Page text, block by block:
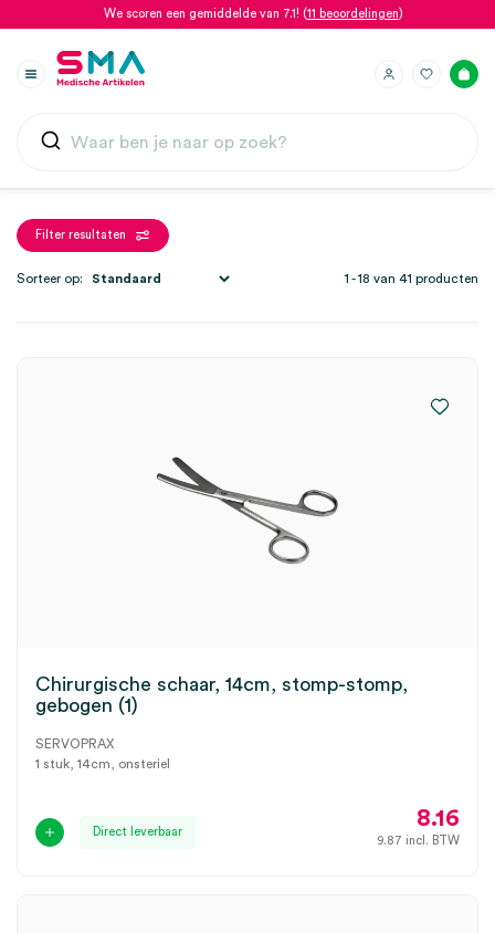
We scoren een gemiddelde van 7.1! (11 beoordelingen)
Filter resultaten
1 - 18 van 41 producten
Sorteer op:
Chirurgische schaar, 14cm, stomp-stomp,
gebogen (1)
SERVOPRAX
1 stuk, 14cm, onsteriel
Direct leverbaar
8.16
9.87 incl. BTW